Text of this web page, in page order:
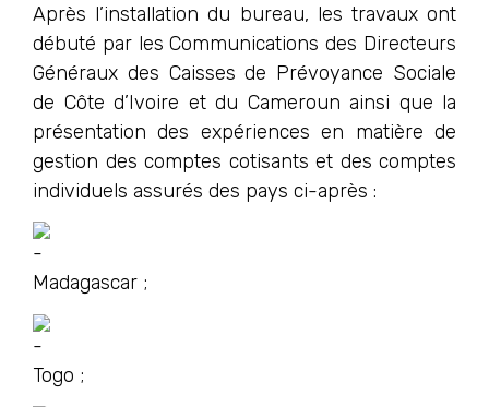
Après l’installation du bureau, les travaux ont
débuté par les Communications des Directeurs
Généraux des Caisses de Prévoyance Sociale
de Côte d’Ivoire et du Cameroun ainsi que la
présentation des expériences en matière de
gestion des comptes cotisants et des comptes
individuels assurés des pays ci-après :
Madagascar ;
Togo ;